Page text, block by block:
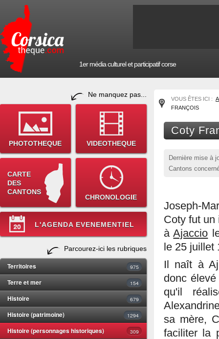
1er média culturel et participatif corse
Ne manquez pas...
PHOTOTHEQUE VIDEOTHEQUE
CARTE
DES
CANTONS
CHRONOLOGIE
L'AGENDA EVENEMENTIEL
Parcourez-ici les rubriques
Territoires 975
Terre et mer 154
Histoire 679
Histoire (patrimoine) 1294
Histoire (personnages historiques) 309
VOUS ÊTES ICI :
FRANÇOIS
Coty
Dernière mise à
Cantons
Joseph-
Coty fut un
àAjaccio
le 25 juillet
Il naît à
donc
qu'il
sa mère,
faciliter la